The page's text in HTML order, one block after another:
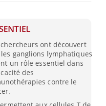
chercheurs ont découvert
ganglions lymphatiques
un rôle essentiel dans
des
contre le